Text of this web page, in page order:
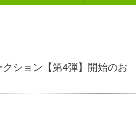
ション【第4弾】開始のお